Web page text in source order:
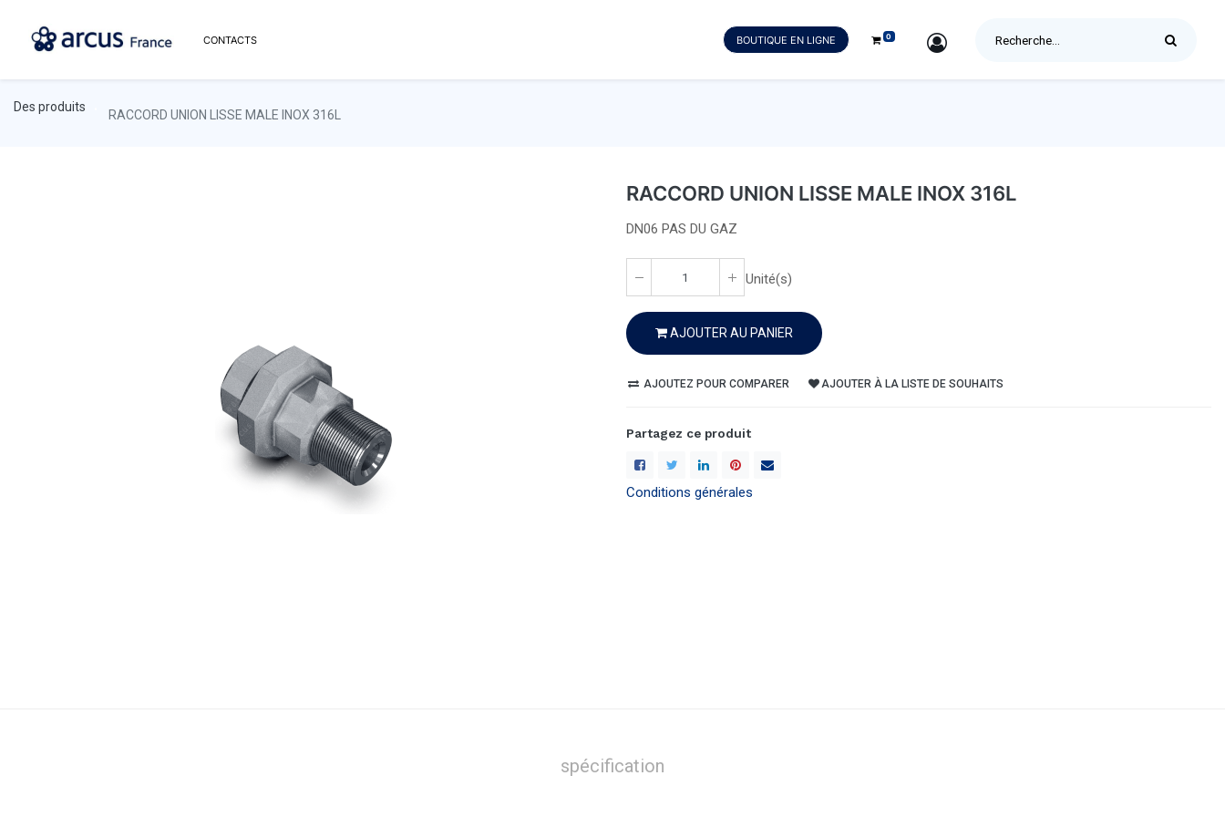
CONTACTS BOUTIQUE EN LIGNE 0 SIGN IN
Des produits
RACCORD UNION LISSE MALE INOX 316L
RACCORD UNION LISSE MALE INOX 316L
DN06 PAS DU GAZ
Unité(s)
AJOUTER AU PANIER
AJOUTEZ POUR COMPARER AJOUTER À LA LISTE DE SOUHAITS
Partagez ce produit
Conditions générales
spécification